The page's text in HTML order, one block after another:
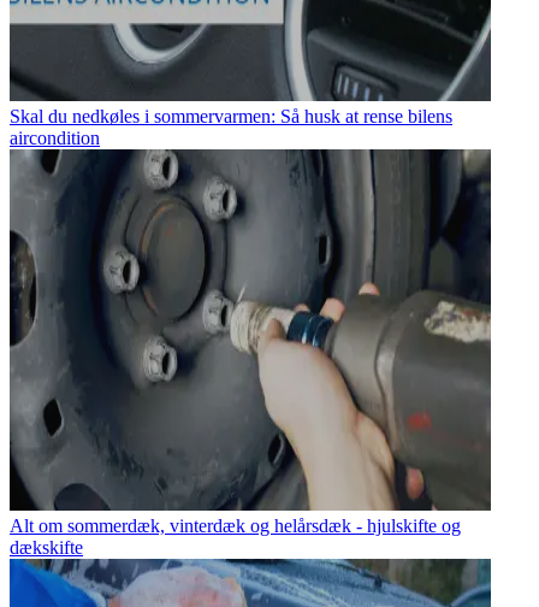
Skal du nedkøles i sommervarmen: Så husk at rense bilens
aircondition
Alt om sommerdæk, vinterdæk og helårsdæk - hjulskifte og
dækskifte